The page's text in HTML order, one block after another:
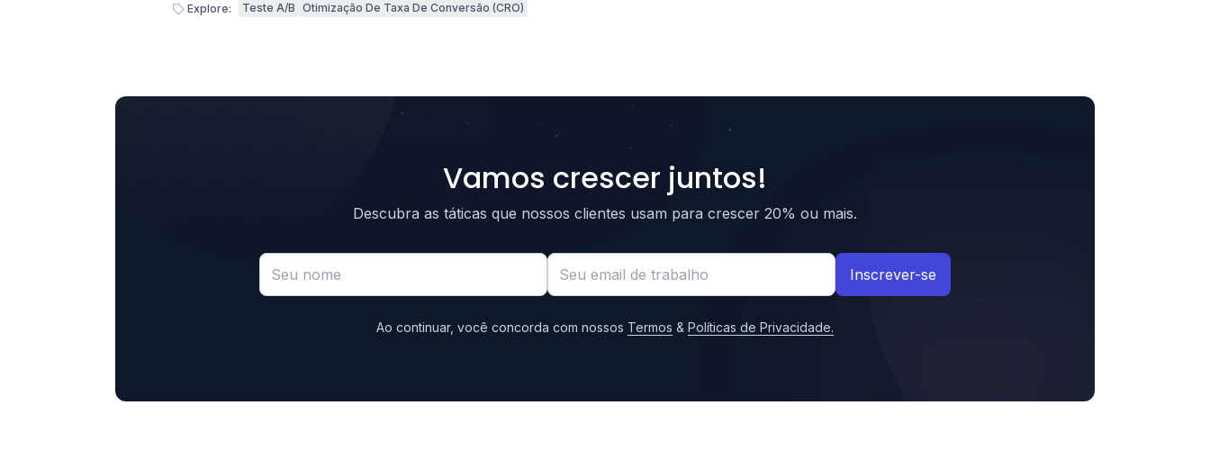
Explore: Teste A/B Otimização De Taxa De Conversão (CRO)
Vamos crescer juntos!
Descubra as táticas que nossos clientes usam para crescer 20% ou mais.
Inscrever-se
Ao continuar, você concorda com nossos Termos & Políticas de Privacidade.